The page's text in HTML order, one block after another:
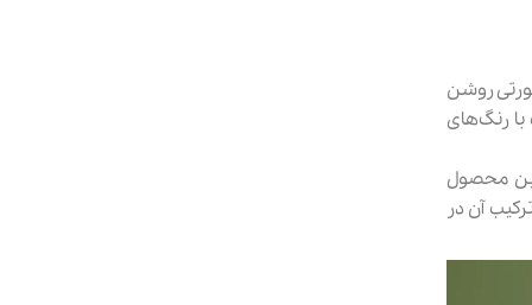
روشن
رنگ‌های
محصول
آن در